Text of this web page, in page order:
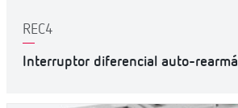
REC4
Interruptor diferencial auto-